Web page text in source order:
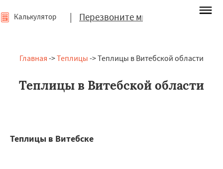
| Перезвоните мне
Калькулятор
Главная ->Теплицы -> Теплицы в Витебской области
Теплицы в Витебской области
Теплицы в Витебске